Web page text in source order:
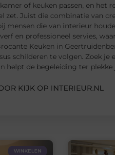
of keuken passen, en het
zet. Juist die combinatie van
mensen die van interieur
en professioneel servies,
Keuken in
schilderen te volgen. Zoek
helpt de begeleiding ter plekke
KIJK OP INTERIEUR.NL
WINKELEN